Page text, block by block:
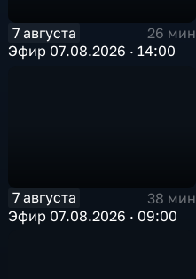
7 августа
26 мин
Эфир 07.08.2026 · 14:00
7 августа
38 мин
Эфир 07.08.2026 · 09:00